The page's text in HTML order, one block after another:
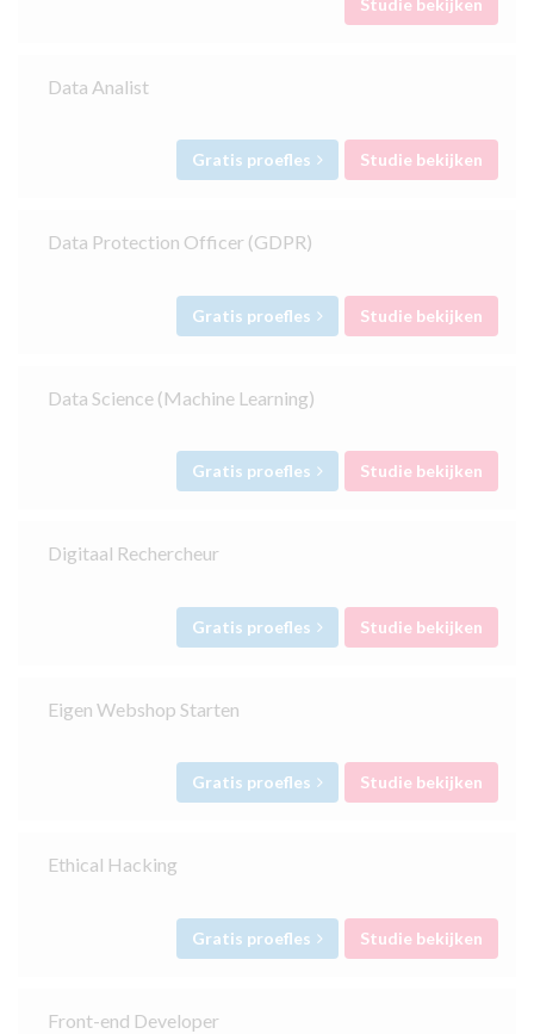
Data Analist
Gratis proefles Studie bekijken
Data Protection Officer (GDPR)
Gratis proefles Studie bekijken
Data Science (Machine Learning)
Gratis proefles Studie bekijken
Digitaal Rechercheur
Gratis proefles Studie bekijken
Eigen Webshop Starten
Gratis proefles Studie bekijken
Ethical Hacking
Gratis proefles Studie bekijken
Front-end Developer